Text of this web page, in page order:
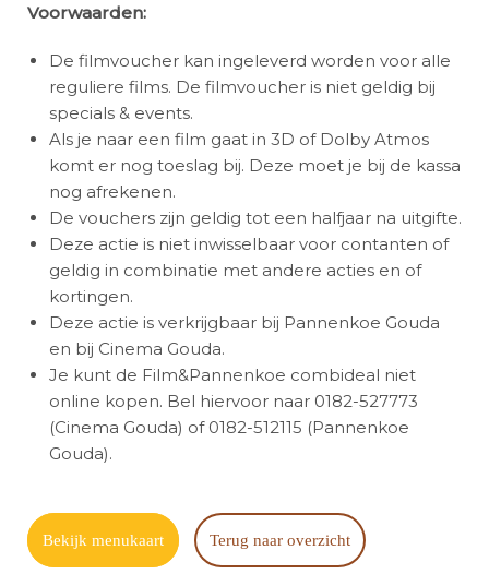
Voorwaarden:
De filmvoucher kan ingeleverd worden voor alle
reguliere films. De filmvoucher is niet geldig bij
specials & events.
Als je naar een film gaat in 3D of Dolby Atmos
komt er nog toeslag bij. Deze moet je bij de kassa
nog afrekenen.
De vouchers zijn geldig tot een halfjaar na uitgifte.
Deze actie is niet inwisselbaar voor contanten of
geldig in combinatie met andere acties en of
kortingen.
Deze actie is verkrijgbaar bij Pannenkoe Gouda
en bij Cinema Gouda.
Je kunt de Film&Pannenkoe combideal niet
online kopen. Bel hiervoor naar 0182-527773
(Cinema Gouda) of 0182-512115 (Pannenkoe
Gouda).
Bekijk menukaart Terug naar overzicht